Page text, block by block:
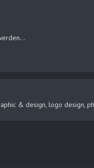
& design, logo design,